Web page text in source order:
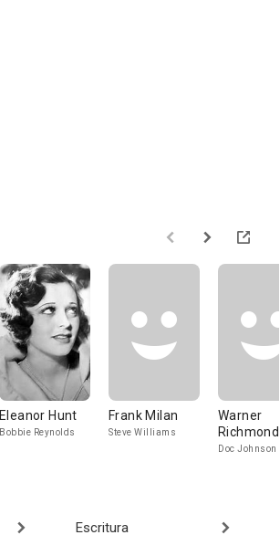
Eleanor Hunt
Bobbie Reynolds
Frank Milan
Steve Williams
Warner
Richmond
Doc Johnson
Escritura